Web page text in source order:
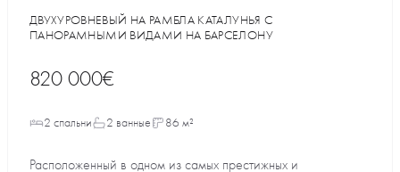
ДВУХУРОВНЕВЫЙ НА РАМБЛА КАТАЛУНЬЯ С
ПАНОРАМНЫМИ ВИДАМИ НА БАРСЕЛОНУ
820 000€
2 спальни 2 ванные 86 м²
Расположенный в одном из самых престижных и